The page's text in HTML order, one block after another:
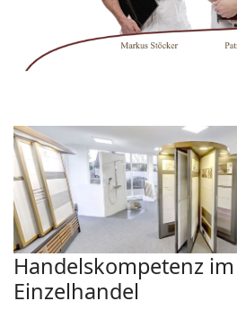
Handelskompetenz
Einzelhandel